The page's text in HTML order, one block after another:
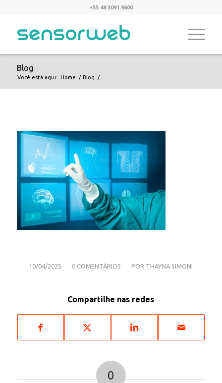
+55 48 3091.9600
Blog
Você está aqui: Home / Blog /
10/04/2025
/ 0 COMENTÁRIOS
/ POR THAYNA SIMONI
Compartilhe nas redes
0